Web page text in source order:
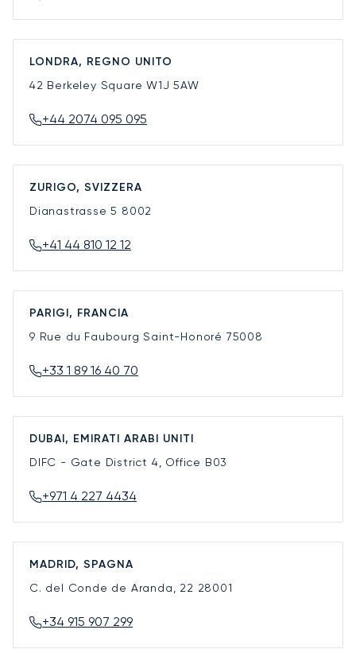
LONDRA, REGNO UNITO
42 Berkeley SquareW1J 5AW
+44 2074 095 095
ZURIGO, SVIZZERA
Dianastrasse 5 8002
+41 44 810 12 12
PARIGI, FRANCIA
9 Rue du Faubourg Saint-Honoré 75008
+33 1 89 16 40 70
DUBAI, EMIRATI ARABI UNITI
DIFC - Gate District 4, Office B03
+971 4 227 4434
MADRID, SPAGNA
C. del Conde de Aranda, 22 28001
+34 915 907 299